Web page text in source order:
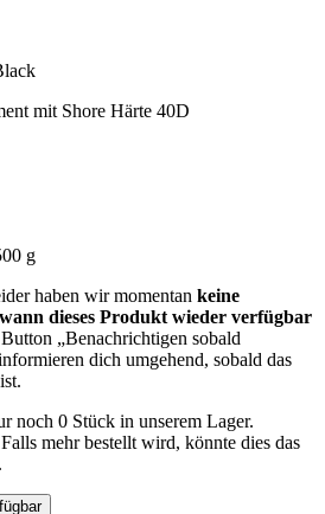
mit Shore Härte 40D
g
haben wir momentan keine
dieses Produkt wieder verfügbar
„Benachrichtigen sobald
dich umgehend, sobald das
noch 0 Stück in unserem Lager.
mehr bestellt wird, könnte dies das